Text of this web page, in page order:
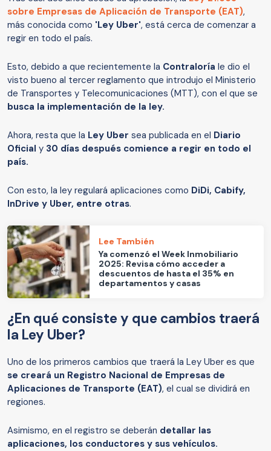
sobre Empresas de Aplicación de Transporte (EAT),
más conocida como 'Ley Uber', está cerca de comenzar a
regir en todo el país.
Esto, debido a que recientemente la Contraloría le dio el
visto bueno al tercer reglamento que introdujo el Ministerio
de Transportes y Telecomunicaciones (MTT), con el que se
busca la implementación de la ley.
Ahora, resta que la Ley Uber sea publicada en el Diario
Oficial y 30 días después comience a regir en todo el
país.
Con esto, la ley regulará aplicaciones como DiDi, Cabify,
InDrive y Uber, entre otras.
Lee También
Ya comenzó el Week Inmobiliario
2025: Revisa cómo acceder a
descuentos de hasta el 35% en
departamentos y casas
¿En qué consiste y que cambios traerá
la Ley Uber?
Uno de los primeros cambios que traerá la Ley Uber es que
se creará un Registro Nacional de Empresas de
Aplicaciones de Transporte (EAT), el cual se dividirá en
regiones.
Asimismo, en el registro se deberán detallar las
aplicaciones, los conductores y sus vehículos.